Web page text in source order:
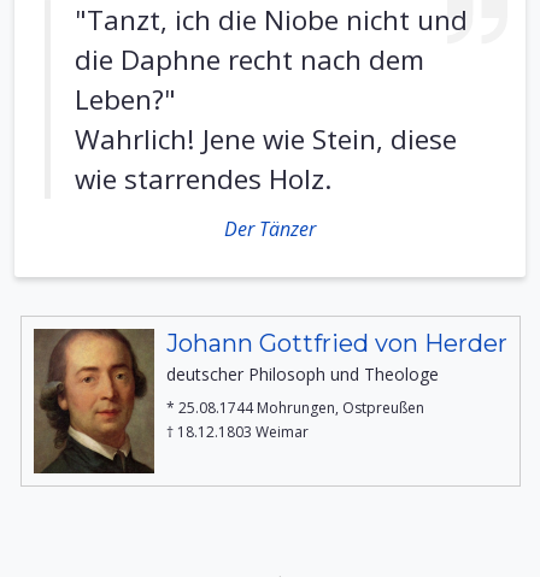
"Tanzt, ich die Niobe nicht und
die Daphne recht nach dem
Leben?"
Wahrlich! Jene wie Stein, diese
wie starrendes Holz.
Der Tänzer
Johann Gottfried von Herder
deutscher Philosoph und Theologe
* 25.08.1744 Mohrungen, Ostpreußen
† 18.12.1803 Weimar